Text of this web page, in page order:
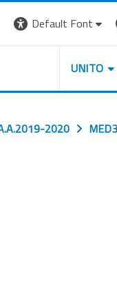
Default Font
UNITO
2020